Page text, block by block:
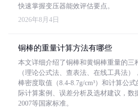
快速掌握变压器能效评估要点。
2026年8月4日
铜棒的重量计算方法有哪些
本文详细介绍了铜棒和黄铜棒重量的三
（理论公式法、查表法、在线工具法）
棒密度取值（8.4-8.7g/cm³）和计算公
际计算案例、误差分析及选材建议，数
2007等国家标准。